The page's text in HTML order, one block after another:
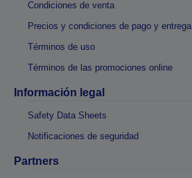
Condiciones de venta
Precios y condiciones de pago y entrega
Términos de uso
Términos de las promociones online
Información legal
Safety Data Sheets
Notificaciones de seguridad
Partners